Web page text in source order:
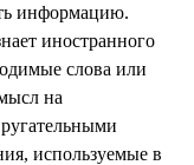
информацию.
иностранного
слова или
на
используемые в